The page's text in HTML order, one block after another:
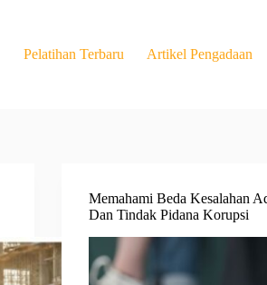
Pelatihan Terbaru Artikel Pengadaan
Memahami Beda Kesalahan
Dan Tindak Pidana Korupsi